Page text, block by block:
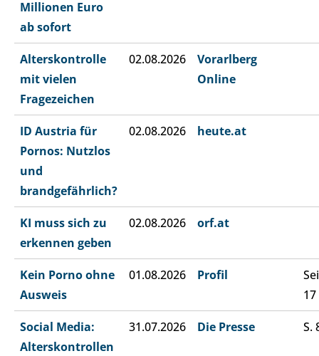
Millionen Euro
ab sofort
Alterskontrolle
mit vielen
Fragezeichen
02.08.2026
Vorarlberg
Online
ID Austria für
Pornos: Nutzlos
und
brandgefährlich?
02.08.2026 heute.at
KI muss sich zu
erkennen geben
02.08.2026 orf.at
Kein Porno ohne
Ausweis
01.08.2026 Profil
17
Social Media:
Alterskontrollen
31.07.2026 Die Presse S.